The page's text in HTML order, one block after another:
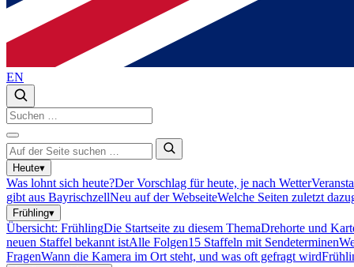
EN
Heute▾
Was lohnt sich heute?Der Vorschlag für heute, je nach Wetter
gibt aus BayrischzellNeu auf der WebseiteWelche Seiten zuletzt
Frühling▾
Übersicht: FrühlingDie Startseite zu diesem ThemaDrehorte und
neuen Staffel bekannt istAlle Folgen15 Staffeln mit Sendeterminen
FragenWann die Kamera im Ort steht, und was oft gefragt wird